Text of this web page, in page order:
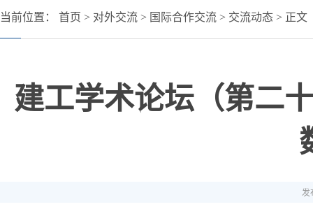
当前位置： 首页 > 对外交流 > 国际合作交流 > 交流动态 > 正文
建工学术论坛（第二
发